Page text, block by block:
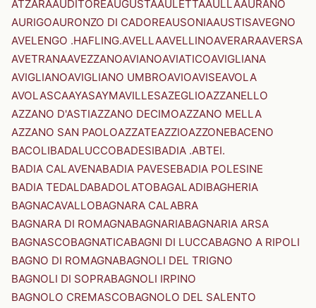
ATZARAAUDITOREAUGUSTAAULETTAAULLAAURANO
AURIGOAURONZO DI CADOREAUSONIAAUSTISAVEGNO
AVELENGO .HAFLING.AVELLAAVELLINOAVERARAAVERSA
AVETRANAAVEZZANOAVIANOAVIATICOAVIGLIANA
AVIGLIANOAVIGLIANO UMBROAVIOAVISEAVOLA
AVOLASCAAYASAYMAVILLESAZEGLIOAZZANELLO
AZZANO D'ASTIAZZANO DECIMOAZZANO MELLA
AZZANO SAN PAOLOAZZATEAZZIOAZZONEBACENO
BACOLIBADALUCCOBADESIBADIA .ABTEI.
BADIA CALAVENABADIA PAVESEBADIA POLESINE
BADIA TEDALDABADOLATOBAGALADIBAGHERIA
BAGNACAVALLOBAGNARA CALABRA
BAGNARA DI ROMAGNABAGNARIABAGNARIA ARSA
BAGNASCOBAGNATICABAGNI DI LUCCABAGNO A RIPOLI
BAGNO DI ROMAGNABAGNOLI DEL TRIGNO
BAGNOLI DI SOPRABAGNOLI IRPINO
BAGNOLO CREMASCOBAGNOLO DEL SALENTO